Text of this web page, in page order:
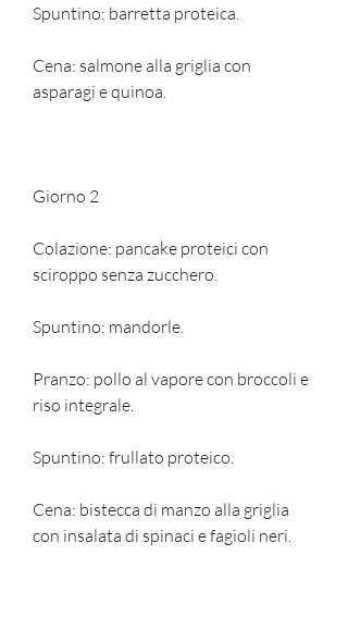
Spuntino: barretta proteica.
Cena: salmone alla griglia con
asparagi e quinoa.
Giorno 2
Colazione: pancake proteici con
sciroppo senza zucchero.
Spuntino: mandorle.
Pranzo: pollo al vapore con broccoli e
riso integrale.
Spuntino: frullato proteico.
Cena: bistecca di manzo alla griglia
con insalata di spinaci e fagioli neri.